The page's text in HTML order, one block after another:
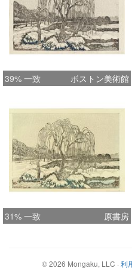
39% 一致 ボストン美術館
31% 一致 原書房
©2026 Mongaku, LLC · 利